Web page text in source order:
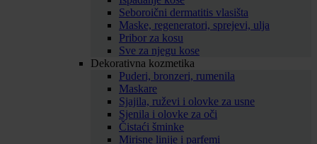
Seboroični dermatitis vlasišta
Maske, regeneratori, sprejevi, ulja
Pribor za kosu
Sve za njegu kose
Dekorativna kozmetika
Puderi, bronzeri, rumenila
Maskare
Sjajila, ruževi i olovke za usne
Sjenila i olovke za oči
Čistaći šminke
Mirisne linije i parfemi